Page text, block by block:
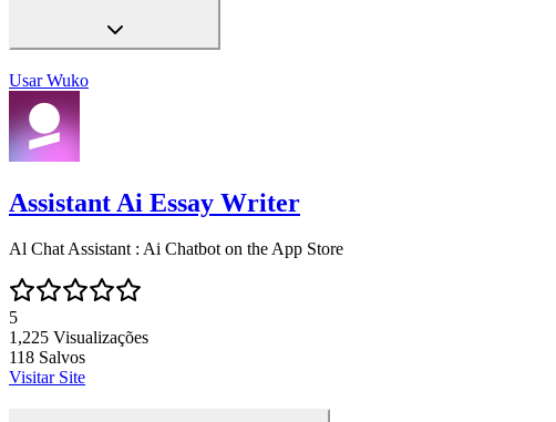
Usar Wuko
Assistant Ai Essay Writer
Al Chat Assistant : Ai Chatbot on the App Store
5
1,225 Visualizações
118 Salvos
Visitar Site